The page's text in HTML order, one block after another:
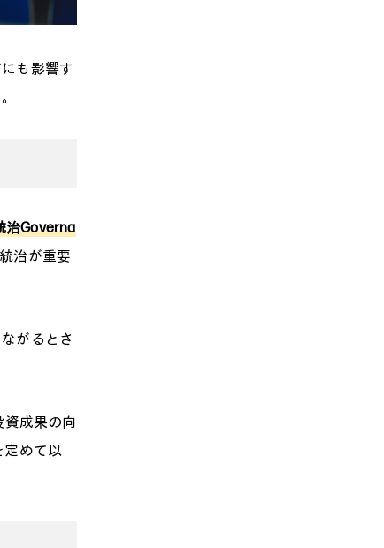
も影響す
治Governa
治が重要
がるとさ
成果の向
定めて以